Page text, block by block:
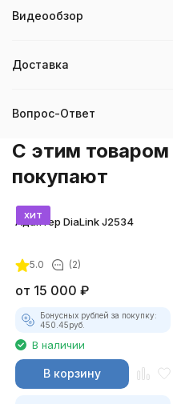
Видеообзор
Доставка
Вопрос-Ответ
C этим
покупают
хит
Адаптер DiaLink J2534
5.0 (2)
от 15 000 ₽
Бонусных рублей за покупку:
450.45руб.
В наличии
В корзину